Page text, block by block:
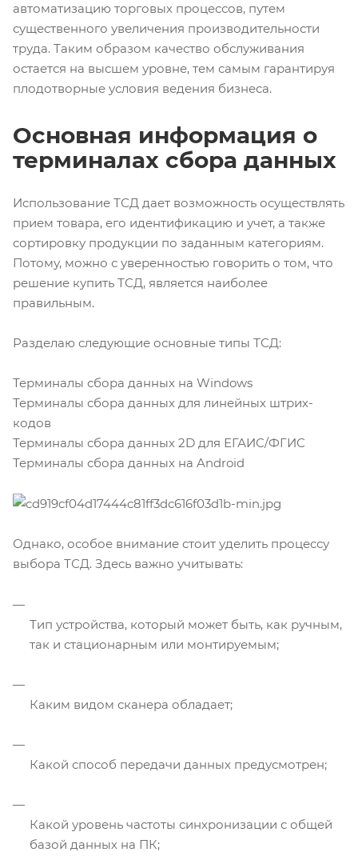
автоматизацию торговых процессов, путем
существенного увеличения производительности
труда. Таким образом качество обслуживания
остается на высшем уровне, тем самым гарантируя
плодотворные условия ведения бизнеса.
Основная информация о
терминалах сбора данных
Использование ТСД дает возможность осуществлять
прием товара, его идентификацию и учет, а также
сортировку продукции по заданным категориям.
Потому, можно с уверенностью говорить о том, что
решение купить ТСД, является наиболее
правильным.
Разделаю следующие основные типы ТСД:
Терминалы сбора данных на Windows
Терминалы сбора данных для линейных штрих-
кодов
Терминалы сбора данных 2D для ЕГАИС/ФГИС
Терминалы сбора данных на Android
Однако, особое внимание стоит уделить процессу
выбора ТСД. Здесь важно учитывать:
Тип устройства, который может быть, как ручным,
так и стационарным или монтируемым;
Каким видом сканера обладает;
Какой способ передачи данных предусмотрен;
Какой уровень частоты синхронизации с общей
базой данных на ПК;